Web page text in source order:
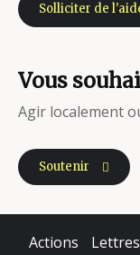
Solliciter de
Vous
Agir localement
Soutenir
Actions